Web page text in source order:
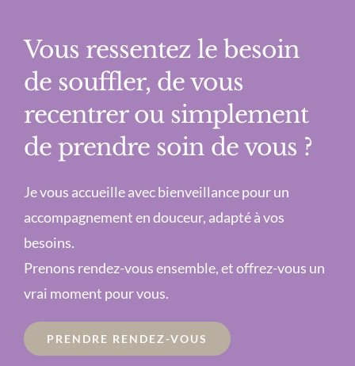
Vous ressentez le besoin
de souffler, de vous
recentrer ou simplement
de prendre soin de vous ?
Je vous accueille avec bienveillance pour un
accompagnement en douceur, adapté à vos
besoins.
Prenons rendez-vous ensemble, et offrez-vous un
vrai moment pour vous.
PRENDRE RENDEZ-VOUS